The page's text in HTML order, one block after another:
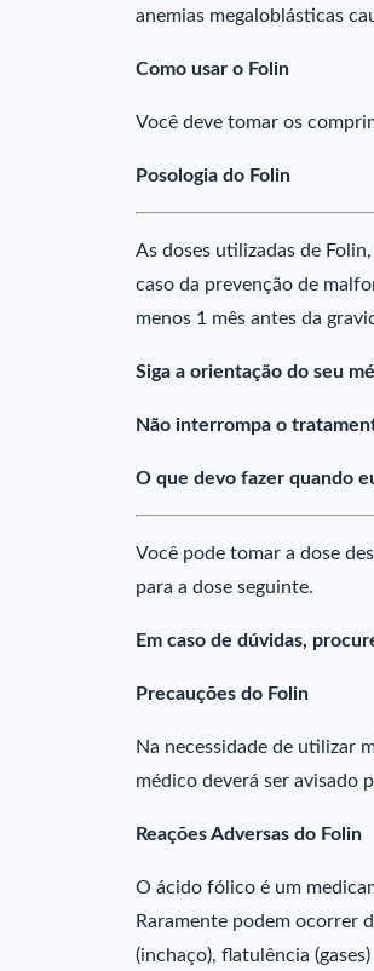
anemias megaloblásticas
Como usar o Folin
Você deve tomar os
Posologia do Folin
As doses utilizadas de
caso da prevenção de
menos 1 mês antes da
Siga a orientação do seu
Não interrompa o
O que devo fazer quando
Você pode tomar a dose
para a dose seguinte.
Em caso de dúvidas,
Precauções do Folin
Na necessidade de utilizar
médico deverá ser avisado
Reações Adversas do Folin
O ácido fólico é um
Raramente podem ocorrer
(inchaço), flatulência